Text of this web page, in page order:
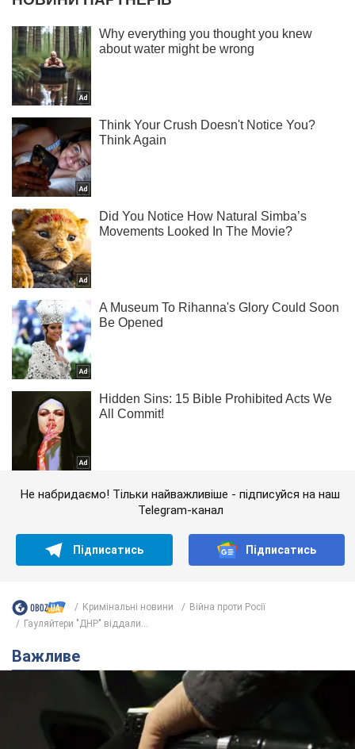
Не набридаємо! Тільки найважливіше - підписуйся на наш
Telegram-канал
Підписатись Підписатись
Кримінальні новини
Війна проти Росії
Гауляйтери "ДНР" віддали...
Важливе